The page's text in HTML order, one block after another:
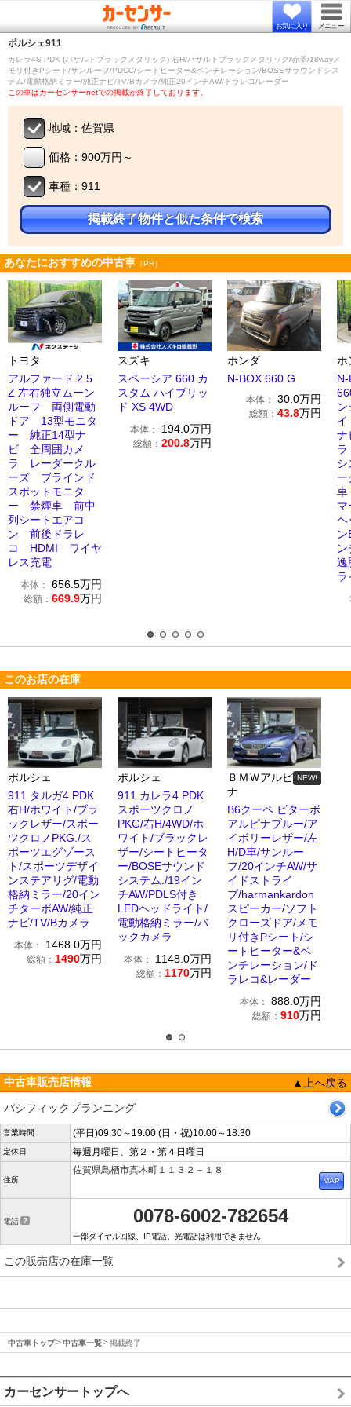
お気に入り メニュー
ポルシェ911
カレラ4S PDK (バサルトブラックメタリック) 右H/バサルトブラックメタリック/赤革/18wayメ
モリ付きPシート/サンルーフ/PDCC/シートヒーター&ベンチレーション/BOSEサラウンドシス
テム/電動格納ミラー/純正ナビ/TV/Bカメラ/純正20インチAW/ドラレコ/レーダー
この車はカーセンサーnetでの掲載が終了しております。
地域：佐賀県
価格：900万円～
車種：911
掲載終了物件と似た条件で検索
あなたにおすすめの中古車 ［PR］
トヨタ
アルファード 2.5
Z 左右独立ムーン
ルーフ 両側電動
ドア 13型モニタ
ー 純正14型ナ
ビ 全周囲カメ
ラ レーダークル
ーズ ブラインド
スポットモニタ
ー 禁煙車 前中
列シートエアコ
ン 前後ドラレ
コ HDMI ワイヤ
レス充電
本体： 656.5万円
総額： 669.9万円
スズキ
スペーシア 660 カ
スタム ハイブリッ
ド XS 4WD
本体： 194.0万円
総額： 200.8万円
ホンダ
N-BOX 660 G
本体： 30.0万円
総額： 43.8万円
ホ
ナ
ヘ
逸
ラ
このお店の在庫
ポルシェ
911 タルガ4 PDK
右H/ホワイト/ブラ
ックレザー/スポー
ツクロノPKG./ス
ポーツエグゾース
ト/スポーツデザイ
ンステアリグ/電動
格納ミラー/20イン
チターボAW/純正
ナビ/TV/Bカメラ
本体： 1468.0万円
総額： 1490万円
ポルシェ
911 カレラ4 PDK
スポーツクロノ
PKG/右H/4WD/ホ
ワイト/ブラックレ
ザー/シートヒータ
ー/BOSEサウンド
システム./19イン
チAW/PDLS付き
LEDヘッドライト/
電動格納ミラー/バ
ックカメラ
本体： 1148.0万円
総額： 1170万円
ＢＭＷアルピ
ナ
NEW!
B6クーペ ビターボ
アルピナブルー/ア
イボリーレザー/左
H/D車/サンルー
フ/20インチAW/サ
イドストライ
プ/harmankardon
スピーカー/ソフト
クローズドア/メモ
リ付きPシート/シ
ートヒーター&ベ
ンチレーション/ド
ラレコ&レーダー
本体： 888.0万円
総額： 910万円
中古車販売店情報
▲上へ戻る
パシフィックプランニング
営業時間 (平日)09:30～19:00 (日・祝)10:00～18:30
定休日 毎週月曜日、第２・第４日曜日
住所
佐賀県鳥栖市真木町１１３２－１８
電話 0078-6002-782654
一部ダイヤル回線、IP電話、光電話は利用できません
この販売店の在庫一覧
中古車トップ 中古車一覧 掲載終了
カーセンサートップへ